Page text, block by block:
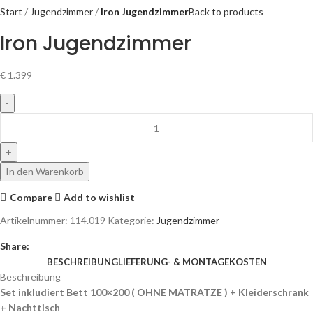
Start Jugendzimmer Iron JugendzimmerBack to products
Iron Jugendzimmer
€ 1.399
In den Warenkorb
Compare
Add to wishlist
Artikelnummer: 114.019 Kategorie: Jugendzimmer
Share:
BESCHREIBUNGLIEFERUNG- & MONTAGEKOSTEN
Beschreibung
Set inkludiert Bett 100×200 ( OHNE MATRATZE ) + Kleiderschrank
+ Nachttisch